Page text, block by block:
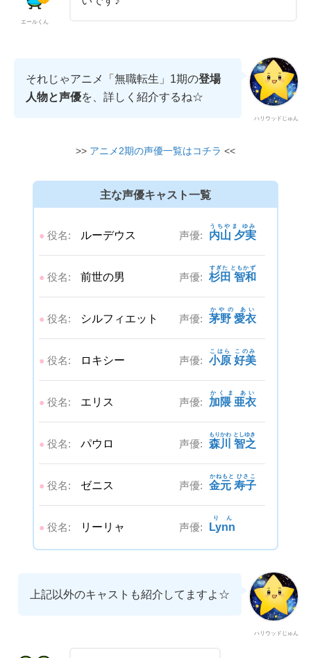
エールくん
ハリウッドじゅん
それじゃアニメ「無職転生」1期の登場
人物と声優を、詳しく紹介するね☆
>> アニメ2期の声優一覧はコチラ <<
主な声優キャスト一覧
● 役名: ルーデウス 声優: 内山 夕実
うちやま ゆみ
● 役名: 前世の男 声優: 杉田 智和
すぎた ともかず
● 役名: シルフィエット 声優: 茅野 愛衣
かやの あい
● 役名: ロキシー 声優: 小原 好美
こはら このみ
● 役名: エリス 声優: 加隈 亜衣
かくま あい
● 役名: パウロ 声優: 森川 智之
もりかわ としゆき
● 役名: ゼニス 声優: 金元 寿子
かねもと ひさこ
● 役名: リーリャ 声優: Lynn
りん
ハリウッドじゅん
上記以外のキャストも紹介してますよ☆